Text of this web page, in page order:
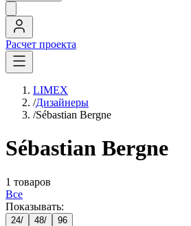
Расчет проекта
LIMEX
/Дизайнеры
/Sébastian Bergne
Sébastian Bergne
1 товаров
Все
Показывать:
24/ 48/ 96